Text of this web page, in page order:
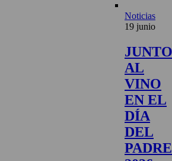
Noticias
19 junio
JUNTO
AL
VINO
EN EL
DÍA
DEL
PADRE